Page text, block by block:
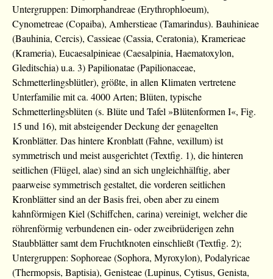
Untergruppen: Dimorphandreae (Erythrophloeum),
Cynometreae (Copaiba), Amherstieae (Tamarindus). Bauhinieae
(Bauhinia, Cercis), Cassieae (Cassia, Ceratonia), Kramerieae
(Krameria), Eucaesalpinieae (Caesalpinia, Haematoxylon,
Gleditschia) u.a. 3) Papilionatae (Papilionaceae,
Schmetterlingsblütler), größte, in allen Klimaten vertretene
Unterfamilie mit ca. 4000 Arten; Blüten, typische
Schmetterlingsblüten (s. Blüte und Tafel »Blütenformen I«, Fig.
15 und 16), mit absteigender Deckung der genagelten
Kronblätter. Das hintere Kronblatt (Fahne, vexillum) ist
symmetrisch und meist ausgerichtet (Textfig. 1), die hinteren
seitlichen (Flügel, alae) sind an sich ungleichhälftig, aber
paarweise symmetrisch gestaltet, die vorderen seitlichen
Kronblätter sind an der Basis frei, oben aber zu einem
kahnförmigen Kiel (Schiffchen, carina) vereinigt, welcher die
röhrenförmig verbundenen ein- oder zweibrüderigen zehn
Staubblätter samt dem Fruchtknoten einschließt (Textfig. 2);
Untergruppen: Sophoreae (Sophora, Myroxylon), Podalyricae
(Thermopsis, Baptisia), Genisteae (Lupinus, Cytisus, Genista,